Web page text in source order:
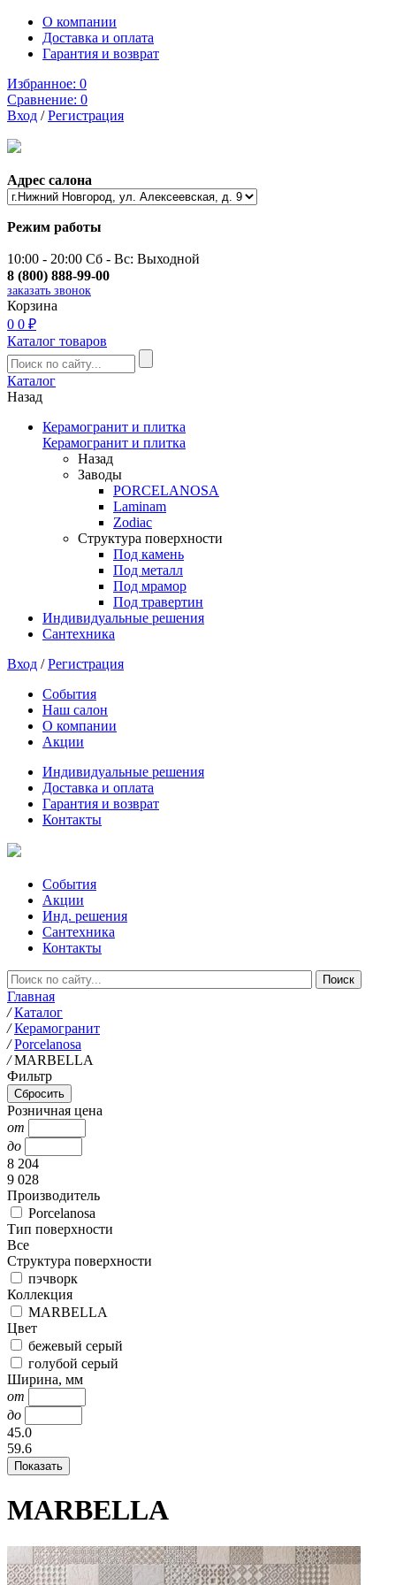
О компании
Доставка и оплата
Гарантия и возврат
Избранное: 0
Сравнение: 0
Вход /Регистрация
Адрес салона
Режим работы
10:00 - 20:00 Сб - Вс: Выходной
8 (800) 888-99-00
заказать звонок
Корзина
0 0 ₽
Каталог товаров
Каталог
Назад
Керамогранит и плитка
Керамогранит и плитка
Назад
Заводы
PORCELANOSA
Laminam
Zodiac
Структура поверхности
Под камень
Под металл
Под мрамор
Под травертин
Индивидуальные решения
Сантехника
Вход /Регистрация
События
Наш салон
О компании
Акции
Индивидуальные решения
Доставка и оплата
Гарантия и возврат
Контакты
События
Акции
Инд. решения
Сантехника
Контакты
Главная
/ Каталог
/ Керамогранит
/ Porcelanosa
/ MARBELLA
Фильтр
Розничная цена
от
до
8 204
9 028
Производитель
Porcelanosa
Тип поверхности
Все
Структура поверхности
пэчворк
Коллекция
MARBELLA
Цвет
бежевый серый
голубой серый
Ширина, мм
от
до
45.0
59.6
MARBELLA